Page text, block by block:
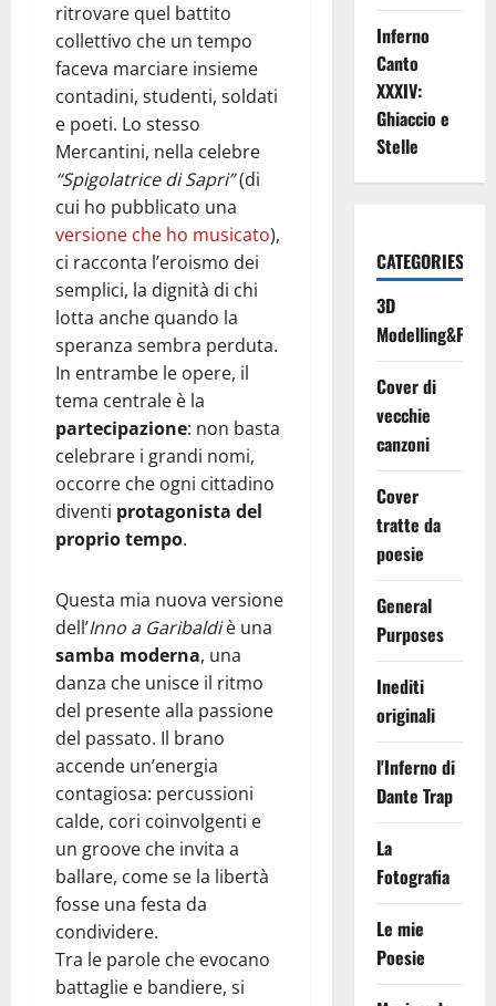
ritrovare quel battito
collettivo che un tempo
faceva marciare insieme
contadini, studenti, soldati
e poeti. Lo stesso
Mercantini, nella celebre
“Spigolatrice di Sapri”(di
cui ho pubblicato una
versione che ho musicato),
ci racconta l’eroismo dei
semplici, la dignità di chi
lotta anche quando la
speranza sembra perduta.
In entrambe le opere, il
tema centrale è la
partecipazione: non basta
celebrare i grandi nomi,
occorre che ogni cittadino
diventi protagonista del
proprio tempo.
Questa mia nuova versione
dell’Inno a Garibaldiè una
samba moderna, una
danza che unisce il ritmo
del presente alla passione
del passato. Il brano
accende un’energia
contagiosa: percussioni
calde, cori coinvolgenti e
un groove che invita a
ballare, come se la libertà
fosse una festa da
condividere.
Tra le parole che evocano
battaglie e bandiere, si
Inferno
Canto
XXXIV:
Ghiaccio e
Stelle
CATEGORIES
3D
Cover di
vecchie
canzoni
Cover
tratte da
poesie
General
Purposes
Inediti
originali
l'Inferno di
Dante Trap
La
Fotografia
Le mie
Poesie